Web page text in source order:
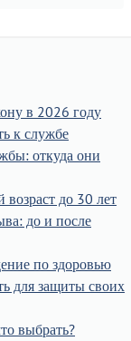
в 2026 году
к службе
откуда они
до 30 лет
до и после
по здоровью
для защиты своих
выбрать?